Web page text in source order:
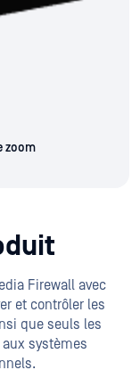
zoom
Firewall avec
et contrôler les
que seuls les
systèmes